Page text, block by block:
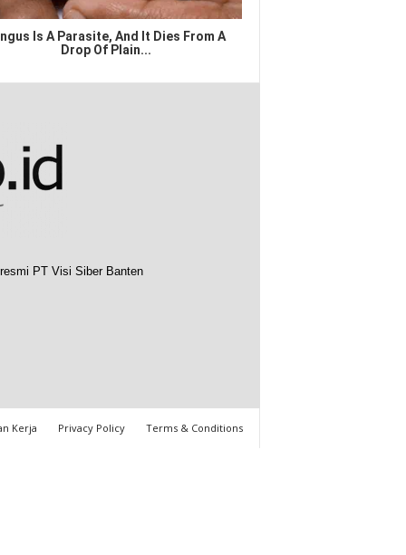
Is A Parasite, And It Dies From A
Drop Of Plain...
PT Visi Siber Banten
Kerja Privacy Policy Terms & Conditions